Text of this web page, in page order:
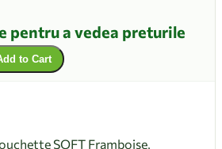
pentru a vedea preturile
to Cart
SOFT Framboise,